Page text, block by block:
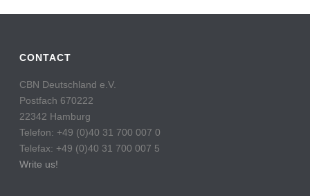
CONTACT
CBN Deutschland e.V.
Postfach 670222
22342 Hamburg
Telefon: +49 (0)40 31 700 007 0
Telefax: +49 (0)40 31 700 007 5
Write us!